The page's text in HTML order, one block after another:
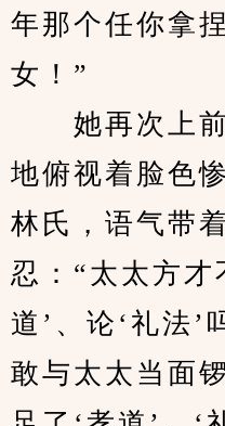
年那个任你拿
女！”
她再次上前
地俯视着脸色
林氏，语气带
忍：“太太方才
道’、论‘礼法’
敢与太太当面